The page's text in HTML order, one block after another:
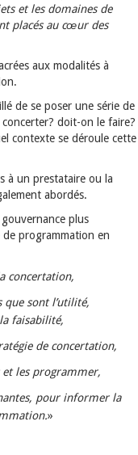
et les domaines de
placés au cœur des
aux modalités à
de se poser une série de
doit-on le faire?
contexte se déroule cette
à un prestataire ou la
abordés.
plus
programmation en
concertation,
sont l’utilité,
faisabilité,
de concertation,
les programmer,
pour informer la
»